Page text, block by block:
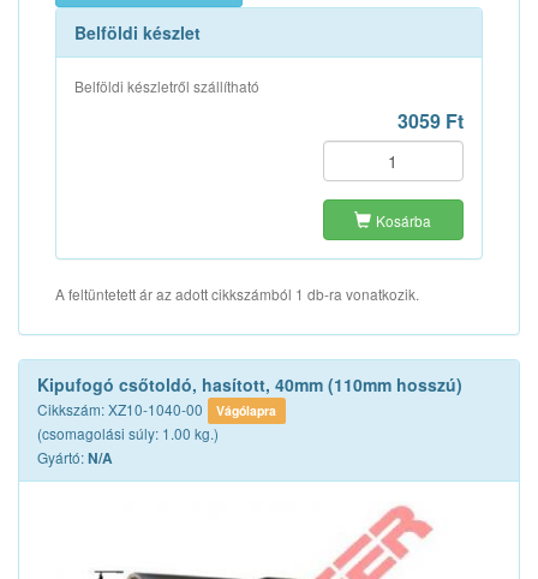
Belföldi készlet
Belföldi készletről szállítható
3059 Ft
Kosárba
A feltüntetett ár az adott cikkszámból 1 db-ra vonatkozik.
Kipufogó csőtoldó, hasított, 40mm (110mm hosszú)
Cikkszám: XZ10-1040-00 Vágólapra
(csomagolási súly: 1.00 kg.)
Gyártó:N/A